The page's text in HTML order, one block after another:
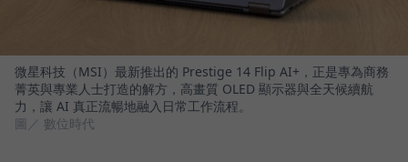
微星科技（MSI）最新推出的 Prestige 14 Flip AI+，正是專為商務
菁英與專業人士打造的解方，高畫質 OLED 顯示器與全天候續航
力，讓 AI 真正流暢地融入日常工作流程。
圖／ 數位時代